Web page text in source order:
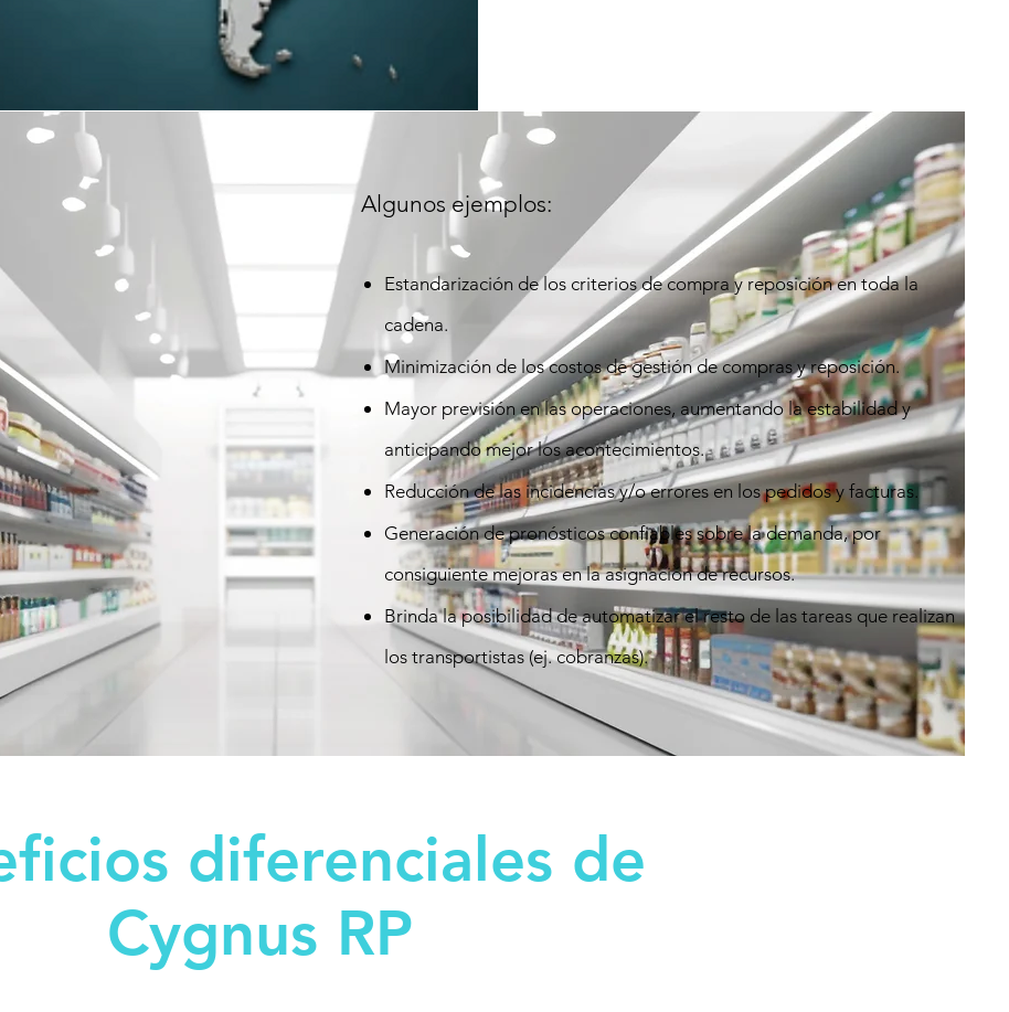
Algunos ejemplos:
Estandarización de los criterios de compra y reposición en toda la
cadena.
Minimización de los costos de gestión de compras y reposición.
Mayor previsión en las operaciones, aumentando la estabilidad y
anticipando mejor los acontecimientos.
Reducción de las incidencias y/o errores en los pedidos y facturas.
Generación de pronósticos confiables sobre la demanda, por
consiguiente mejoras en la asignación de recursos.
Brinda la posibilidad de automatizar el resto de las tareas que realizan
los transportistas (ej. cobranzas).
diferenciales de
Cygnus RP